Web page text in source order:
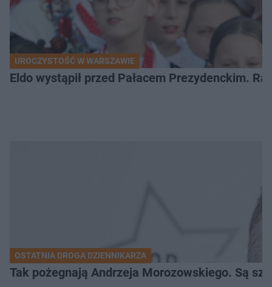
UROCZYSTOŚĆ W WARSZAWIE
Eldo wystąpił przed Pałacem Prezydenckim.
OSTATNIA DROGA DZIENNIKARZA
Tak pożegnają Andrzeja Morozowskiego. Są